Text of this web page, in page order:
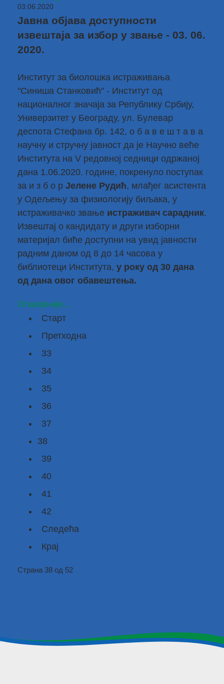
03.06.2020
Јавна објава доступности
извештаја за избор у звање - 03. 06.
2020.
Институт за биолошка истраживања
"Синиша Станковић" - Институт од
националног значаја за Републику Србију,
Универзитет у Београду, ул. Булевар
деспота Стефана бр. 142, о б а в е ш т а в а
научну и стручну јавност да је Научно веће
Института на V редовној седници одржаној
дана 1.06.2020. године, покренуло поступак
за и з б о р Јелене Рудић, млађег асистента
у Одељењу за физиологију биљака, у
истраживачко звање истраживач сарадник.
Извештај о кандидату и други изборни
материјал биће доступни на увид јавности
радним даном од 8 до 14 часова у
библиотеци Института, у року од 30 дана
од дана овог обавештења.
Опширније...
Старт
Претходна
33
34
35
36
37
38
39
40
41
42
Следећа
Крај
Страна 38 од 52